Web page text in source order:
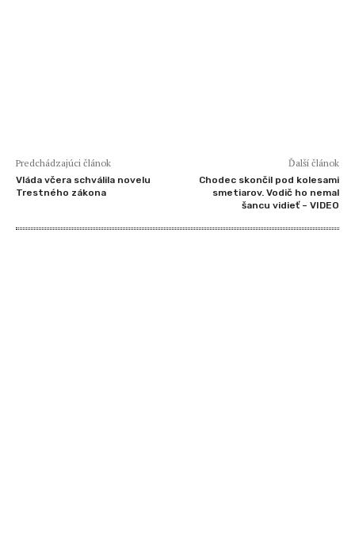
Predchádzajúci článok
Vláda včera schválila novelu
Trestného zákona
Ďalší článok
Chodec skončil pod kolesami
smetiarov. Vodič ho nemal
šancu vidieť – VIDEO